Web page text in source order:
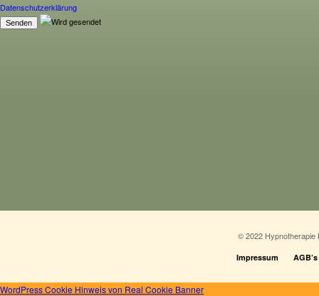
Datenschutzerklärung
© 2022 Hypnotherapie
Impressum AGB’s
WordPress Cookie Hinweis von Real Cookie Banner